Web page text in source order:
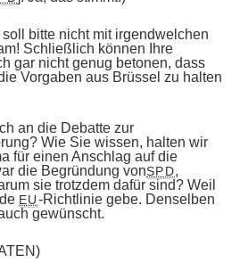
bitte nicht mit irgendwelchen
Schließlich können Ihre
gar nicht genug betonen, dass
Vorgaben aus Brüssel zu halten
an die Debatte zur
Wie Sie wissen, halten wir
für einen Anschlag auf die
die Begründung vonSPD,
sie trotzdem dafür sind? Weil
EU -Richtlinie gebe. Denselben
gewünscht.